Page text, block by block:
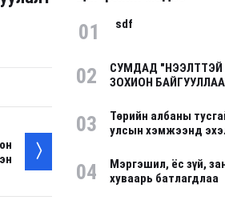
01 sdf
02
СУМДАД "НЭЭЛТТЭЙ
ЗОХИОН БАЙГУУЛЛАА
03
Төрийн албаны
улсын хэмжээнд
04
Мэргэшил, ёс зүй,
хуваарь батлагдлаа